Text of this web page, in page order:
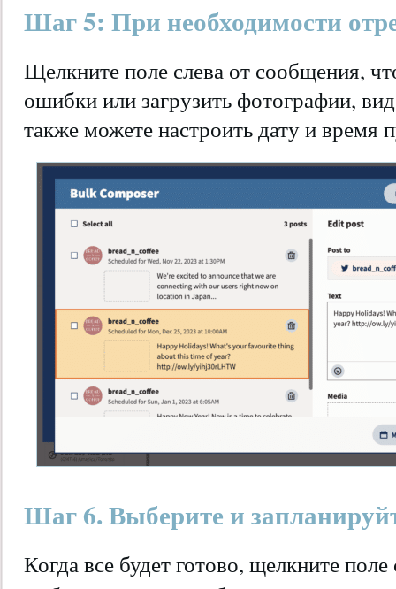
Шаг 5: При необходимости
Щелкните поле слева от сообщения,
ошибки или загрузить фотографии,
также можете настроить дату и время
Шаг 6. Выберите и
Когда все будет готово, щелкните